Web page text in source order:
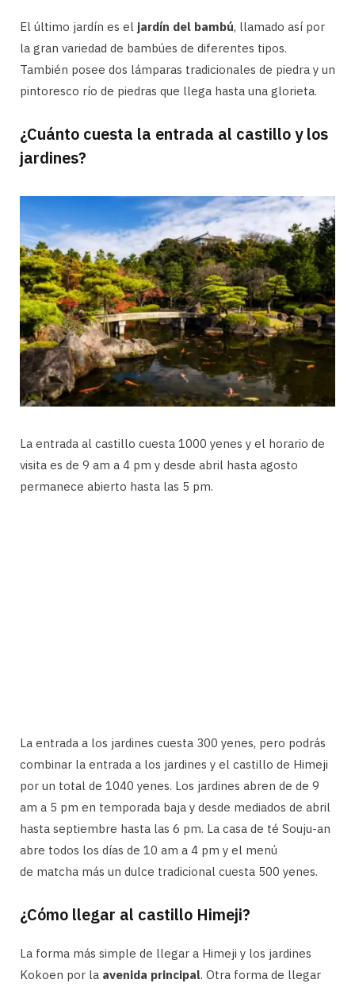
El último jardín es el jardín del bambú, llamado así por
la gran variedad de bambúes de diferentes tipos.
También posee dos lámparas tradicionales de piedra y un
pintoresco río de piedras que llega hasta una glorieta.
¿Cuánto cuesta la entrada al castillo y los
jardines?
La entrada al castillo cuesta 1000 yenes y el horario de
visita es de 9 am a 4 pm y desde abril hasta agosto
permanece abierto hasta las 5 pm.
La entrada a los jardines cuesta 300 yenes, pero podrás
combinar la entrada a los jardines y el castillo de Himeji
por un total de 1040 yenes. Los jardines abren de de 9
am a 5 pm en temporada baja y desde mediados de abril
hasta septiembre hasta las 6 pm. La casa de té Souju-an
abre todos los días de 10 am a 4 pm y el menú
de matcha más un dulce tradicional cuesta 500 yenes.
¿Cómo llegar al castillo Himeji?
La forma más simple de llegar a Himeji y los jardines
Kokoen por la avenida principal. Otra forma de llegar